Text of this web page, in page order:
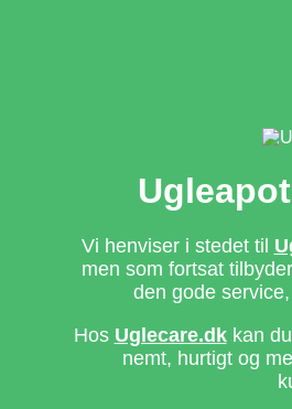
Vi henviser i stedet til
men som fortsat
den gode
Hos Uglecare.dkkan du
nemt, hurtigt og